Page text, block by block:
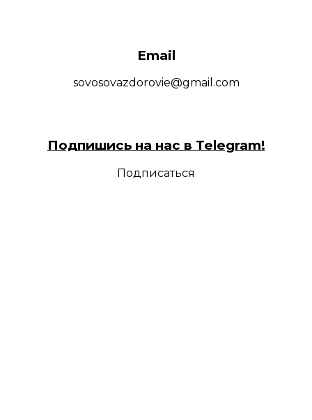
Email
sovosovazdorovie@gmail.com
Подпишись на нас в Telegram!
Подписаться